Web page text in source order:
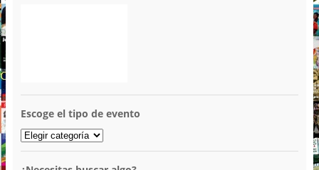
Escoge el tipo de evento